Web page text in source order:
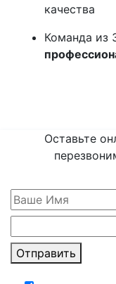
качества
Команда из
Оставьте
Отправить